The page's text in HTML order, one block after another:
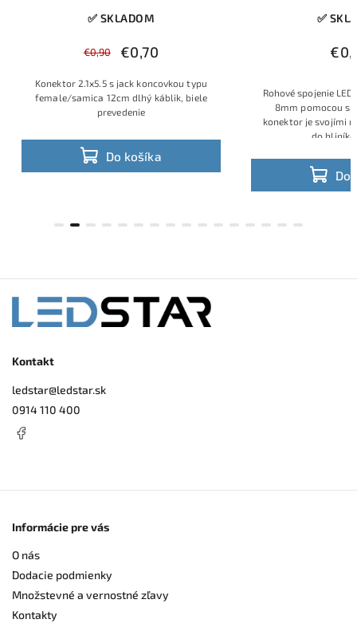
✅ SKLADOM
€0,90 €0,70
Do košíka
Konektor 2.1x5.5 s jack koncovkou typu
female/samica 12cm dlhý káblik, biele
prevedenie
✅
Do
Rohové spojenie
8mm pomocou
konektor je svojími
do
Kontakt
ledstar@ledstar.sk
0914 110 400
Informácie pre vás
O nás
Dodacie podmienky
Množstevné a vernostné zľavy
Kontakty